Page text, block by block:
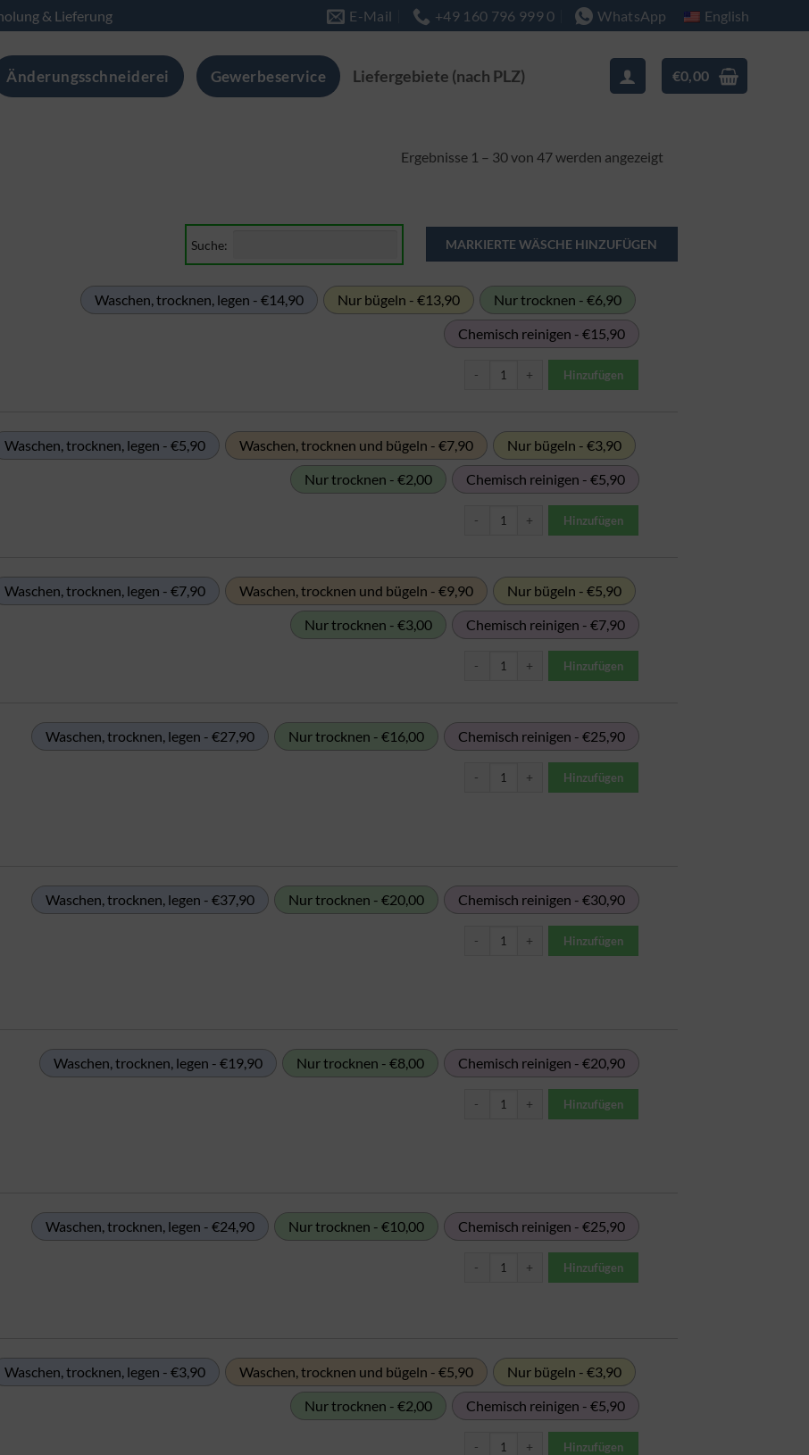
& Lieferung E-Mail +49 160 796 999 0 WhatsApp English
Änderungsschneiderei Gewerbeservice Liefergebiete (nach PLZ) €0,00
Ergebnisse 1 – 30 von 47 werden angezeigt
Suche:
Waschen, trocknen, legen - €14,90 Nur bügeln - €13,90
Nur trocknen - €6,90
Chemisch reinigen - €15,90
Hinzufügen
Waschen, trocknen, legen - €5,90 Waschen, trocknen und bügeln - €7,90
Nur bügeln - €3,90
Nur trocknen - €2,00
Chemisch reinigen - €5,90
Hinzufügen
Waschen, trocknen, legen - €7,90 Waschen, trocknen und bügeln - €9,90
Nur bügeln - €5,90
Nur trocknen - €3,00
Chemisch reinigen - €7,90
Hinzufügen
Waschen, trocknen, legen - €27,90 Nur trocknen - €16,00 Chemisch reinigen - €25,90
Hinzufügen
Waschen, trocknen, legen - €37,90 Nur trocknen - €20,00 Chemisch reinigen - €30,90
Hinzufügen
Waschen, trocknen, legen - €19,90 Nur trocknen - €8,00 Chemisch reinigen - €20,90
Hinzufügen
Waschen, trocknen, legen - €24,90 Nur trocknen - €10,00 Chemisch reinigen - €25,90
Hinzufügen
Waschen, trocknen, legen - €3,90 Waschen, trocknen und bügeln - €5,90
Nur bügeln - €3,90
Nur trocknen - €2,00
Chemisch reinigen - €5,90
Hinzufügen